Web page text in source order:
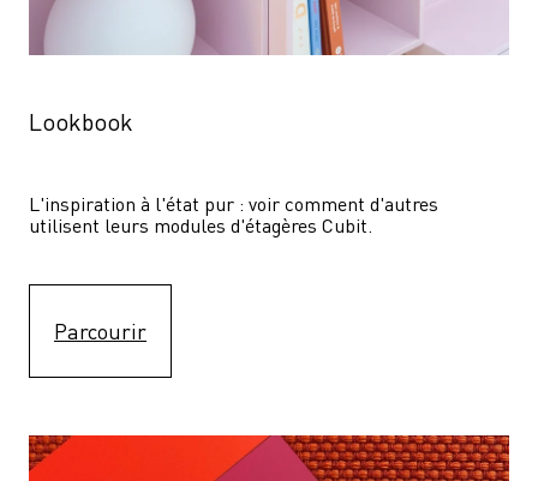
Lookbook
L'inspiration à l'état pur : voir comment d'autres
utilisent leurs modules d'étagères Cubit.
Parcourir